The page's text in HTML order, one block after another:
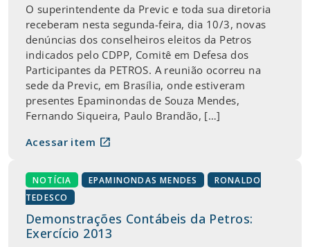
O superintendente da Previc e toda sua diretoria
receberam nesta segunda-feira, dia 10/3, novas
denúncias dos conselheiros eleitos da Petros
indicados pelo CDPP, Comitê em Defesa dos
Participantes da PETROS. A reunião ocorreu na
sede da Previc, em Brasília, onde estiveram
presentes Epaminondas de Souza Mendes,
Fernando Siqueira, Paulo Brandão, […]
Acessar item open_in_new
NOTÍCIA EPAMINONDAS MENDES
RONALDO
TEDESCO
Demonstrações Contábeis da Petros:
Exercício 2013